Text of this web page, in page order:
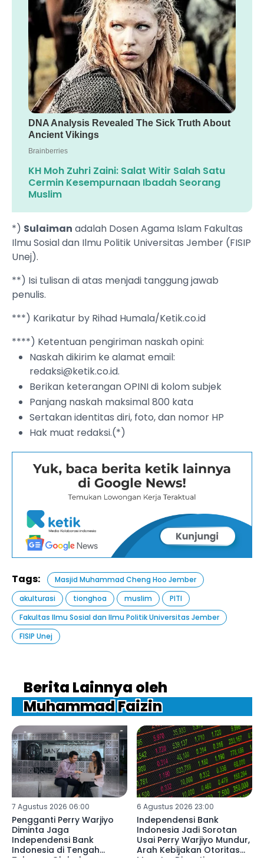
KH Moh Zuhri Zaini: Salat Witir Salah Satu
Cermin Kesempurnaan Ibadah Seorang
Muslim
*) Sulaiman adalah Dosen Agama Islam Fakultas
Ilmu Sosial dan Ilmu Politik Universitas Jember (FISIP
Unej).
**) Isi tulisan di atas menjadi tanggung jawab
penulis.
***) Karikatur by Rihad Humala/Ketik.co.id
****) Ketentuan pengiriman naskah opini:
Naskah dikirim ke alamat email:
redaksi@ketik.co.id.
Berikan keterangan OPINI di kolom subjek
Panjang naskah maksimal 800 kata
Sertakan identitas diri, foto, dan nomor HP
Hak muat redaksi.(*)
Tags:
Masjid Muhammad Cheng Hoo Jember
akulturasi
tionghoa muslim
PITI
Fakultas Ilmu Sosial dan Ilmu Politik Universitas Jember
FISIP Unej
Berita Lainnya oleh
Muhammad Faizin
7 Agustus 2026 06:00
Pengganti Perry Warjiyo
Diminta Jaga
Independensi Bank
Indonesia di Tengah
Tekanan Global
6 Agustus 2026 23:00
Independensi Bank
Indonesia Jadi Sorotan
Usai Perry Warjiyo Mundur,
Arah Kebijakan Otoritas
Moneter Dinanti